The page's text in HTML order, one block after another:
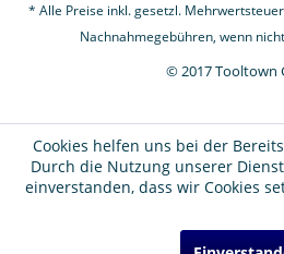
* Alle Preise inkl. gesetzl.
Nachnahmegebühren, wenn
© 2017 Tooltown
Cookies helfen uns bei der
Durch die Nutzung unserer
einverstanden, dass wir Cookies